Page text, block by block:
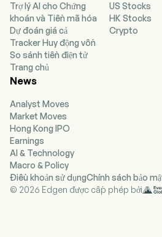
business is engaged in the
monitoring system (DMS)
monitoring system (OMS) solutions
solutions. The vehicle
systems business is engaged in
in-house designed sensor devices,
radars and cameras, in-house
conducts its business in the
Trợ lý AI cho Chứng
khoán và Tiền mã hóa
Dự đoán giá cả
Tracker Huy động vốn
So sánh tiền điện tử
Trang chủ
US Stocks
HK Stocks
Crypto
News
Analyst Moves
Market Moves
Hong Kong IPO
Earnings
AI & Technology
Macro & Policy
Điều khoản sử dụngChính sách bảo
© 2026 Edgen được cấp phép bởi